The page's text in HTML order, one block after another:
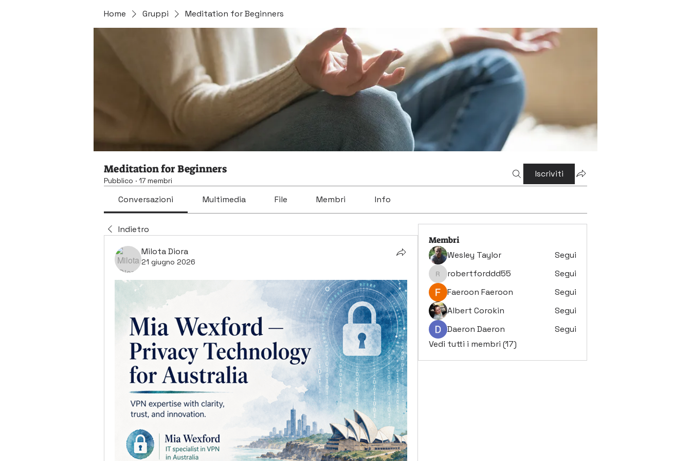
Home Gruppi Meditation for Beginners
Meditation for Beginners
Pubblico · 17 membri
Iscriviti
Conversazioni Multimedia File Membri Info
Indietro
Milota Diora
21 giugno 2026
Membri
Wesley Taylor
Segui
robertforddd55
robertforddd55
Segui
Faeroon Faeroon
Segui
Albert Corokin
Segui
Daeron Daeron
Segui
Vedi tutti i membri (17)